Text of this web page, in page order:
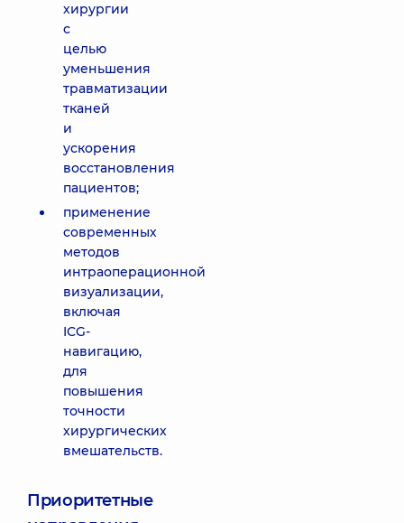
хирургии
с
целью
уменьшения
травматизации
тканей
и
ускорения
восстановления
пациентов;
применение
современных
методов
интраоперационной
визуализации,
включая
ICG-
навигацию,
для
повышения
точности
хирургических
вмешательств.
Приоритетные